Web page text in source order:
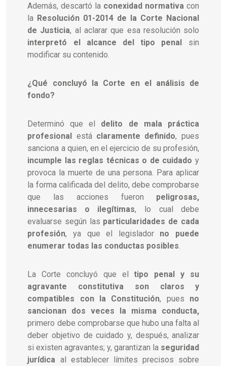
Además, descartó la conexidad normativa con
la Resolución 01-2014 de la Corte Nacional
de Justicia, al aclarar que esa resolución solo
interpretó el alcance del tipo penal sin
modificar su contenido.
¿Qué concluyó la Corte en el análisis de
fondo?
Determinó que el delito de mala práctica
profesional está claramente definido, pues
sanciona a quien, en el ejercicio de su profesión,
incumple las reglas técnicas o de cuidado y
provoca la muerte de una persona. Para aplicar
la forma calificada del delito, debe comprobarse
que las acciones fueron peligrosas,
innecesarias o ilegítimas, lo cual debe
evaluarse según las particularidades de cada
profesión, ya que el legislador no puede
enumerar todas las conductas posibles.
La Corte concluyó que eltipo penal y su
agravante constitutiva son claros y
compatibles con la Constitución, pues no
sancionan dos veces la misma conducta,
primero debe comprobarse que hubo una falta al
deber objetivo de cuidado y, después, analizar
si existen agravantes; y, garantizan la seguridad
jurídica al establecer límites precisos sobre